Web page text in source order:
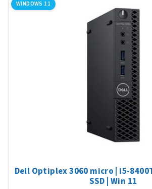
WINDOWS 11
Dell Optiplex 3060 micro | i5-
SSD | Win 11